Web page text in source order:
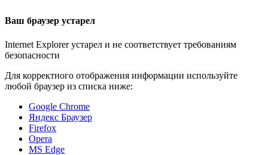
Ваш браузер устарел
Internet Explorer устарел и не соответствует требованиям
безопасности
Для корректного отображения информации используйте
любой браузер из списка ниже:
Google Chrome
Яндекс Браузер
Firefox
Opera
MS Edge